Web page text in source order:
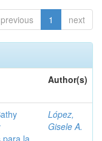
previous 1 next
Author(s)
para la
López,
Gisele A.